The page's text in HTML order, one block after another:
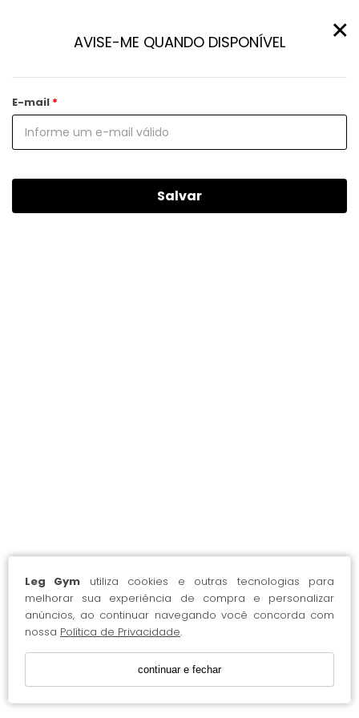
Leg Gym utiliza cookies e outras tecnologias para
melhorar sua experiência de compra e personalizar
anúncios, ao continuar navegando você concorda com
nossa Política de Privacidade.
continuar e fechar
×
AVISE-ME QUANDO DISPONÍVEL
E-mail
Salvar